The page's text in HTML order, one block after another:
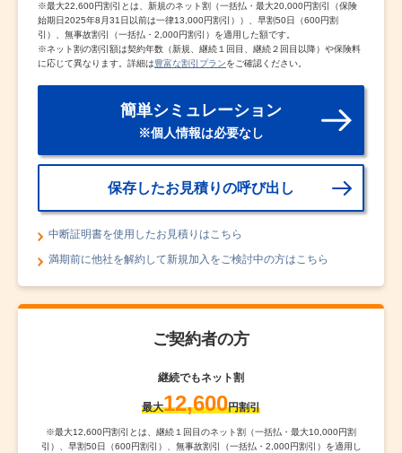
※最大22,600円割引とは、新規のネット割（一括払・最大20,000円割引（保険
始期日2025年8月31日以前は一律13,000円割引））、早割50日（600円割
引）、無事故割引（一括払・2,000円割引）を適用した額です。
※ネット割の割引額は契約年数（新規、継続１回目、継続２回目以降）や保険料
に応じて異なります。詳細は豊富な割引プランをご確認ください。
簡単シミュレーション
※個人情報は必要なし
保存したお見積りの呼び出し
中断証明書を使用したお見積りはこちら
満期前に他社を解約して新規加入をご検討中の方はこちら
ご契約者の方
継続でもネット割
最大12,600円割引
※最大12,600円割引とは、継続１回目のネット割（一括払・最大10,000円割
引）、早割50日（600円割引）、無事故割引（一括払・2,000円割引）を適用し